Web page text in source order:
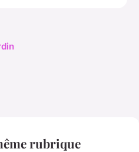
rubrique